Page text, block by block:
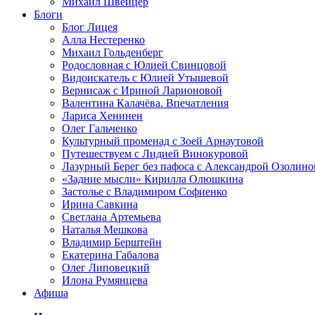
Блоги
Блог Лицея
Алла Нестеренко
Михаил Гольденберг
Родословная с Юлией Свинцовой
Видоискатель с Юлией Утышевой
Вернисаж с Ириной Ларионовой
Валентина Калачёва. Впечатления
Лариса Хенинен
Олег Гальченко
Культурный променад с Зоей Арнаутовой
Путешествуем с Лидией Винокуровой
Лазурный Берег без пафоса с Александрой
«Задние мысли» Кирилла Олюшкина
Застолье с Владимиром Софиенко
Ирина Савкина
Светлана Артемьева
Наталья Мешкова
Владимир Берштейн
Екатерина Габалова
Олег Липовецкий
Илона Румянцева
Афиша